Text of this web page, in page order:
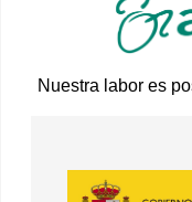
Nuestra labor es